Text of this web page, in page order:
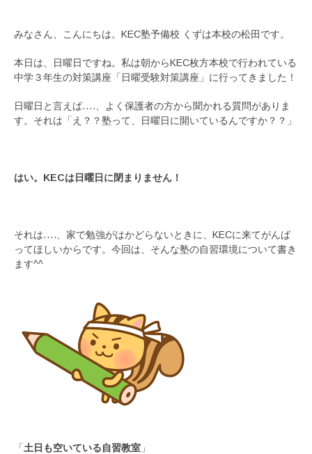
みなさん、こんにちは。KEC塾予備校 くずは本校の松田です。
本日は、日曜日ですね。私は朝からKEC枚方本校で行われている
中学３年生の対策講座「日曜受験対策講座」に行ってきました！
日曜日と言えば….、よく保護者の方から聞かれる質問がありま
す。それは「え？？塾って、日曜日に開いているんですか？？」
はい。KECは日曜日に閉まりません！
それは….、家で勉強がはかどらないときに、KECに来てがんば
ってほしいからです。今回は、そんな塾の自習環境について書き
ます^^
「土日も空いている自習教室 」